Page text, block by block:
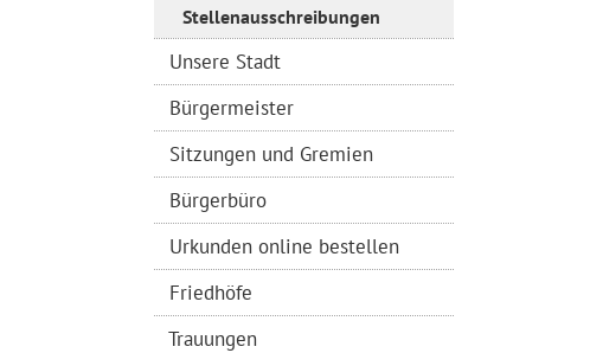
Stellenausschreibungen
Unsere Stadt
Bürgermeister
Sitzungen und Gremien
Bürgerbüro
Urkunden online bestellen
Friedhöfe
Trauungen